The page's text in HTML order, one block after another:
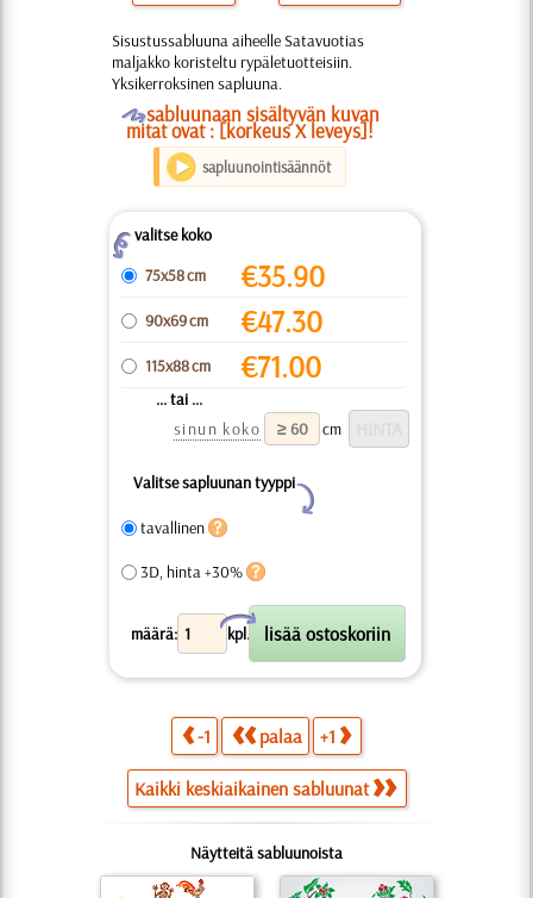
Sisustussabluuna aiheelle Satavuotias
maljakko koristeltu rypäletuotteisiin.
Yksikerroksinen sapluuna.
Osabluunaan sisältyvän kuvan
mitat ovat : [korkeus X leveys]!
sapluunointisäännöt
Zvalitse koko
75x58 cm
€35.90
90x69 cm €47.30
115x88 cm €71.00
... tai ...
sinun koko
cm
Valitse sapluunan tyyppi
Y
tavallinen
3D, hinta +30%
määrä: kpl.
X
-1 palaa +1
Kaikki keskiaikainen sabluunat
Näytteitä sabluunoista